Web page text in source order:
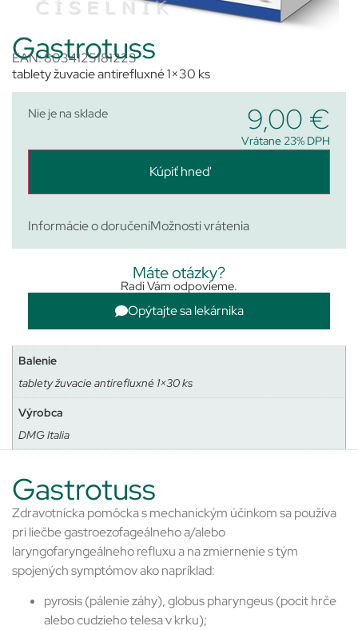
Gastrotuss
EAN: 8034125181223
tablety žuvacie antirefluxné 1×30 ks
Nie je na sklade 9,00 €
Vrátane 23% DPH
Kúpiť hneď
Informácie o doručeníMožnosti vrátenia
Máte otázky?
Radi Vám odpovieme.
Opýtajte sa lekárnika
Balenie
tablety žuvacie antirefluxné 1×30 ks
Výrobca
DMG Italia
Gastrotuss
Zdravotnícka pomôcka s mechanickým účinkom sa používa
pri liečbe gastroezofageálneho a/alebo
laryngofaryngeálneho refluxu a na zmiernenie s tým
spojených symptómov ako napríklad:
pyrosis (pálenie záhy), globus pharyngeus (pocit hrče
alebo cudzieho telesa v krku);